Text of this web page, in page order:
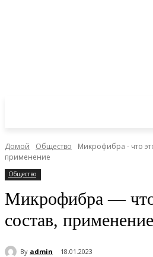
Домой Общество
Микрофибра - что
применение
Общество
Микрофибра — что
состав, применение
By admin 18.01.2023